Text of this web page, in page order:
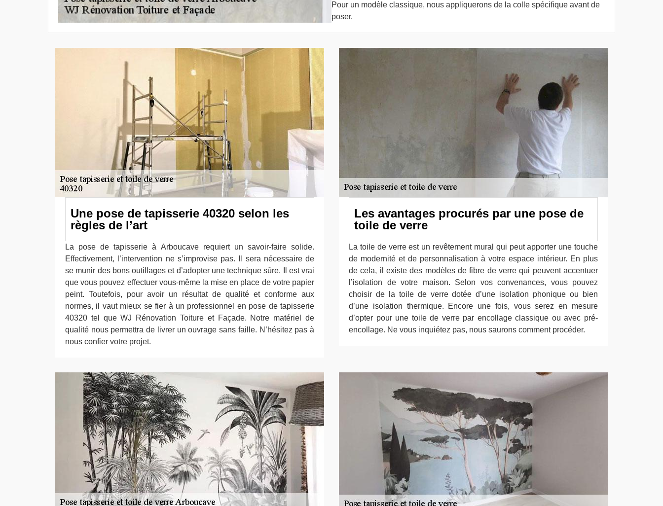
Pour un modèle classique, nous appliquerons de la colle spécifique avant de
poser.
Une pose de tapisserie 40320 selon les
règles de l’art
La pose de tapisserie à Arboucave requiert un savoir-faire solide.
Effectivement, l’intervention ne s’improvise pas. Il sera nécessaire de
se munir des bons outillages et d’adopter une technique sûre. Il est vrai
que vous pouvez effectuer vous-même la mise en place de votre papier
peint. Toutefois, pour avoir un résultat de qualité et conforme aux
normes, il vaut mieux se fier à un professionnel en pose de tapisserie
40320 tel que WJ Rénovation Toiture et Façade. Notre matériel de
qualité nous permettra de livrer un ouvrage sans faille. N’hésitez pas à
nous confier votre projet.
Les avantages procurés par une pose de
toile de verre
La toile de verre est un revêtement mural qui peut apporter une touche
de modernité et de personnalisation à votre espace intérieur. En plus
de cela, il existe des modèles de fibre de verre qui peuvent accentuer
l’isolation de votre maison. Selon vos convenances, vous pouvez
choisir de la toile de verre dotée d’une isolation phonique ou bien
d’une isolation thermique. Encore une fois, vous serez en mesure
d’opter pour une toile de verre par encollage classique ou avec pré-
encollage. Ne vous inquiétez pas, nous saurons comment procéder.